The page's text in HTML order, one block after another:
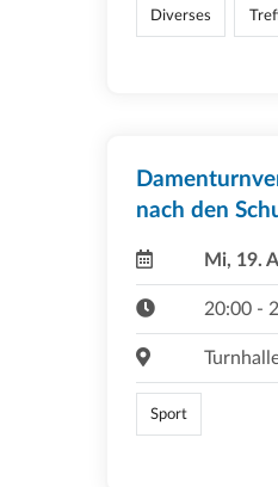
Diverses
nach den
Mi, 19.
20:00 -
Sport